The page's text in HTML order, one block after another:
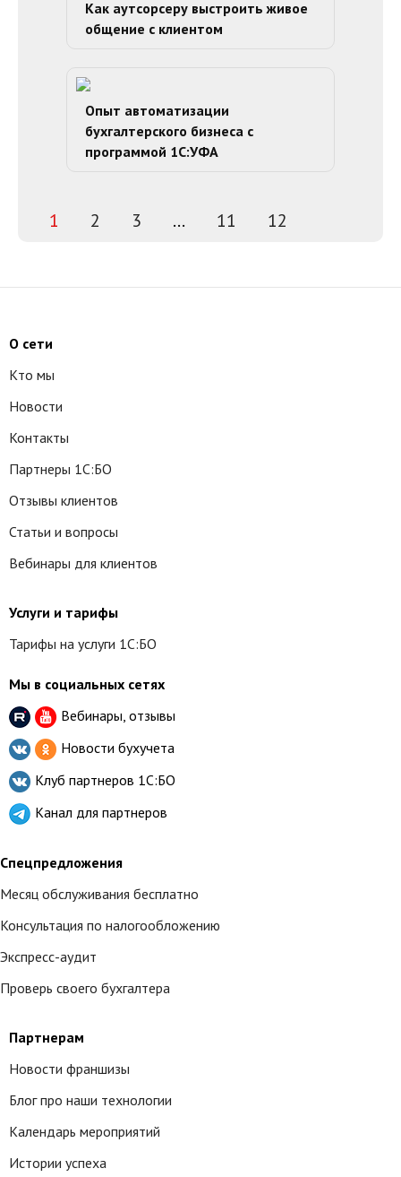
Как аутсорсеру выстроить живое
общение с клиентом
Опыт автоматизации
бухгалтерского бизнеса с
программой 1С:УФА
1 2 3 ... 11 12
О сети
Кто мы
Новости
Контакты
Партнеры 1С:БО
Отзывы клиентов
Статьи и вопросы
Вебинары для клиентов
Услуги и тарифы
Тарифы на услуги 1С:БО
Мы в социальных сетях
Вебинары, отзывы
Новости бухучета
Клуб партнеров 1С:БО
Канал для партнеров
Спецпредложения
Месяц обслуживания бесплатно
Консультация по налогообложению
Экспресс-аудит
Проверь своего бухгалтера
Партнерам
Новости франшизы
Блог про наши технологии
Календарь мероприятий
Истории успеха